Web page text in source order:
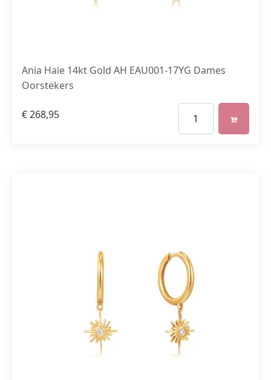
Ania Haie 14kt Gold AH EAU001-17YG Dames
Oorstekers
€268,95